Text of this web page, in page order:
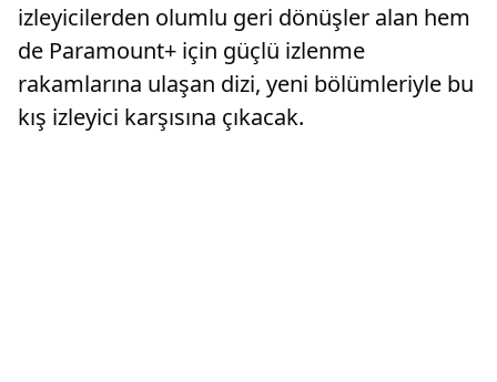
izleyicilerden olumlu geri dönüşler alan hem
de Paramount+ için güçlü izlenme
rakamlarına ulaşan dizi, yeni bölümleriyle bu
kış izleyici karşısına çıkacak.